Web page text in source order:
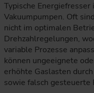
Typische
Vakuumpumpen. Oft
nicht im optimalen
Drehzahlregelungen,
variable Prozesse
können ungeeignete
erhöhte Gaslasten
sowie falsch gesteuerte